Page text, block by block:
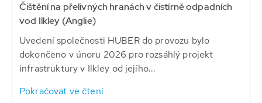
Čištění na přelivných hranách v čistírně odpadních
vod Ilkley (Anglie)
Uvedení společnosti HUBER do provozu bylo
dokončeno v únoru 2026 pro rozsáhlý projekt
infrastruktury v Ilkley od jejího...
Pokračovat ve čtení